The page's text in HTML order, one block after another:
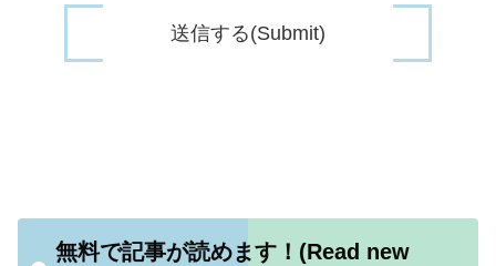
無料で記事が読めます！(Read new